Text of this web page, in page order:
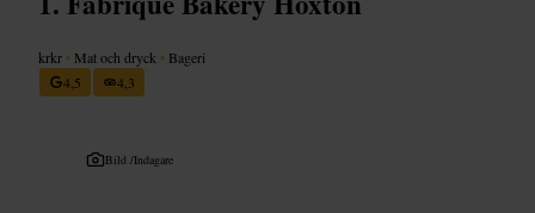
krkr • Mat och dryck • Bageri
4,5
4,3
Bild /Indagare